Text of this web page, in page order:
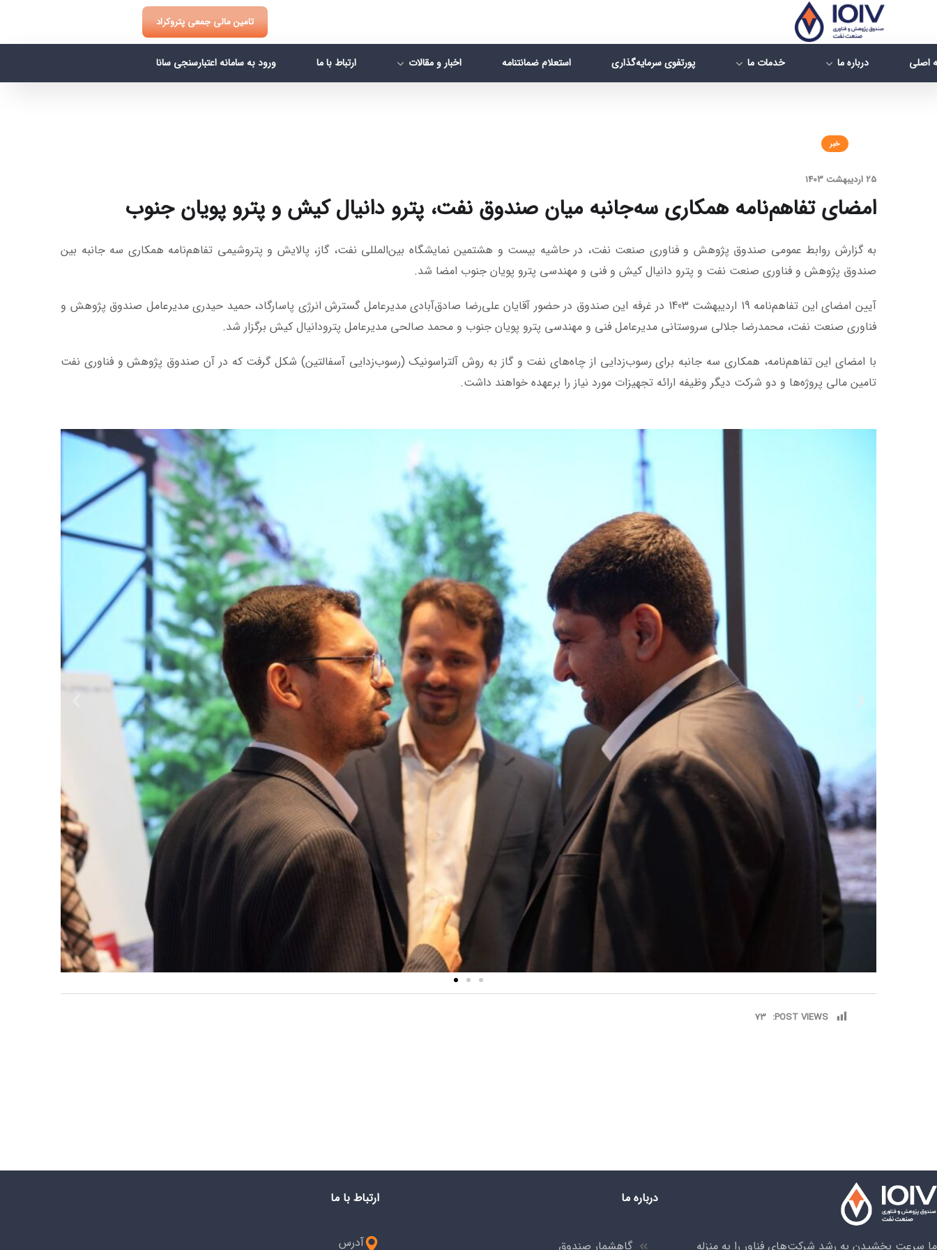
تامین مالی جمعی پتروکراد
اصلی درباره ما خدمات ما پورتفوی سرمایه‌گذاری استعلام ضمانتنامه اخبار و مقالات ارتباط با ما ورود به سامانه اعتبارسنجی سانا
خبر
25 اردیبهشت 1403
امضای تفاهم‌نامه همکاری سه‌جانبه میان صندوق نفت، پترو دانیال کیش و پترو پویان جنوب
به گزارش روابط عمومی صندوق پژوهش و فناوری صنعت نفت، در حاشیه بیست و هشتمین نمایشگاه بین‌المللی نفت، گاز، پالایش و پتروشیمی تفاهم‌نامه همکاری سه جانبه بین
صندوق پژوهش و فناوری صنعت نفت و پترو دانیال کیش و فنی و مهندسی پترو پویان جنوب امضا شد.
آیین امضای این تفاهم‌نامه 19 اردیبهشت 1403 در غرفه این صندوق در حضور آقایان علی‌رضا صادق‌آبادی مدیرعامل گسترش انرژی پاسارگاد، حمید حیدری مدیرعامل صندوق پژوهش و
فناوری صنعت نفت، محمدرضا جلالی سروستانی مدیرعامل فنی و مهندسی پترو پویان جنوب و محمد صالحی مدیرعامل پترودانیال کیش برگزار شد.
با امضای این تفاهم‌نامه، همکاری سه جانبه برای رسوب‌زدایی از چاه‌های نفت و گاز به روش آلتراسونیک (رسوب‌زدایی آسفالتین) شکل گرفت که در آن صندوق پژوهش و فناوری نفت
تامین مالی پروژه‌ها و دو شرکت دیگر وظیفه ارائه تجهیزات مورد نیاز را برعهده خواهند داشت.
POST VIEWS:
73
ما سرعت بخشیدن به رشد شرکت‌های فناور را به منزله
درباره ما
گاهشمار صندوق
ارتباط با ما
آدرس